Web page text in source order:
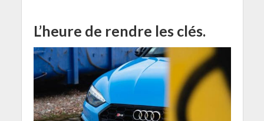
L’heure de rendre les clés.